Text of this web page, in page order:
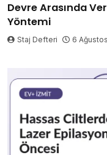
Devre Arasında
Yöntemi
Staj Defteri 6